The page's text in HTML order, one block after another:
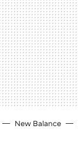
New Balance